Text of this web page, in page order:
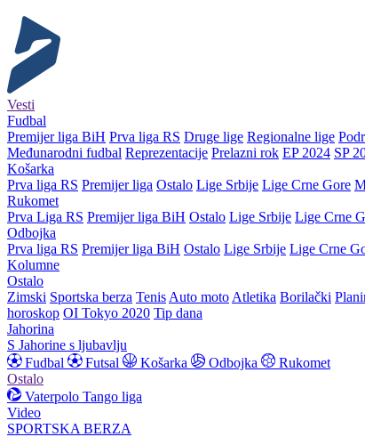
Vesti
Fudbal
Premijer liga BiH Prva liga RS Druge lige Regionalne lige
Međunarodni fudbal Reprezentacije Prelazni rok EP 2024 SP
Košarka
Prva liga RS Premijer liga Ostalo Lige Srbije Lige Crne Gore
Rukomet
Prva Liga RS Premijer liga BiH Ostalo Lige Srbije Lige Crne
Odbojka
Prva liga RS Premijer liga BiH Ostalo Lige Srbije Lige Crne
Kolumne
Ostalo
Zimski Sportska berza Tenis Auto moto Atletika Borilački
horoskop OI Tokyo 2020 Tip dana
Jahorina
S Jahorine s ljubavlju
Fudbal
Futsal Košarka Odbojka
Rukomet
Ostalo
Vaterpolo Tango liga
Video
SPORTSKA BERZA